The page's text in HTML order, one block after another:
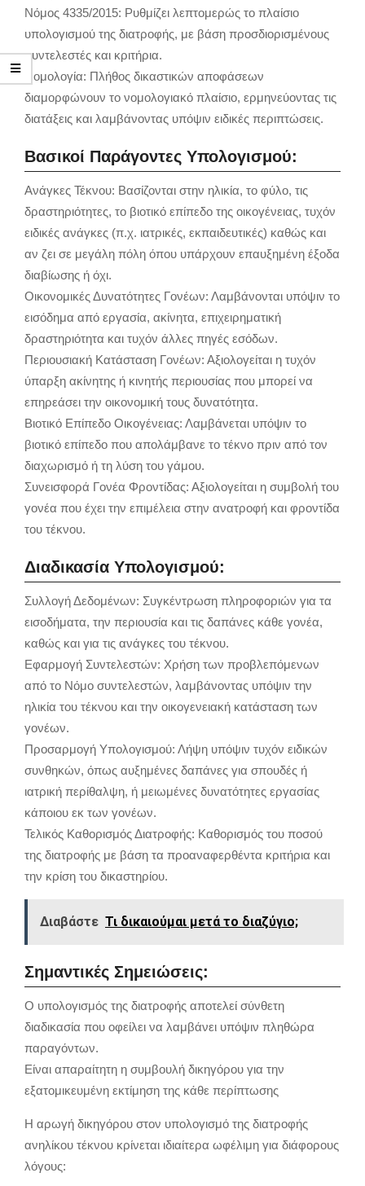
Νόμος 4335/2015: Ρυθμίζει λεπτομερώς το πλαίσιο
υπολογισμού της διατροφής, με βάση προσδιορισμένους
συντελεστές και κριτήρια.
Νομολογία: Πλήθος δικαστικών αποφάσεων
διαμορφώνουν το νομολογιακό πλαίσιο, ερμηνεύοντας τις
διατάξεις και λαμβάνοντας υπόψιν ειδικές περιπτώσεις.
Βασικοί Παράγοντες Υπολογισμού:
Ανάγκες Τέκνου: Βασίζονται στην ηλικία, το φύλο, τις
δραστηριότητες, το βιοτικό επίπεδο της οικογένειας, τυχόν
ειδικές ανάγκες (π.χ. ιατρικές, εκπαιδευτικές) καθώς και
αν ζει σε μεγάλη πόλη όπου υπάρχουν επαυξημένη έξοδα
διαβίωσης ή όχι.
Οικονομικές Δυνατότητες Γονέων: Λαμβάνονται υπόψιν το
εισόδημα από εργασία, ακίνητα, επιχειρηματική
δραστηριότητα και τυχόν άλλες πηγές εσόδων.
Περιουσιακή Κατάσταση Γονέων: Αξιολογείται η τυχόν
ύπαρξη ακίνητης ή κινητής περιουσίας που μπορεί να
επηρεάσει την οικονομική τους δυνατότητα.
Βιοτικό Επίπεδο Οικογένειας: Λαμβάνεται υπόψιν το
βιοτικό επίπεδο που απολάμβανε το τέκνο πριν από τον
διαχωρισμό ή τη λύση του γάμου.
Συνεισφορά Γονέα Φροντίδας: Αξιολογείται η συμβολή του
γονέα που έχει την επιμέλεια στην ανατροφή και φροντίδα
του τέκνου.
Διαδικασία Υπολογισμού:
Συλλογή Δεδομένων: Συγκέντρωση πληροφοριών για τα
εισοδήματα, την περιουσία και τις δαπάνες κάθε γονέα,
καθώς και για τις ανάγκες του τέκνου.
Εφαρμογή Συντελεστών: Χρήση των προβλεπόμενων
από το Νόμο συντελεστών, λαμβάνοντας υπόψιν την
ηλικία του τέκνου και την οικογενειακή κατάσταση των
γονέων.
Προσαρμογή Υπολογισμού: Λήψη υπόψιν τυχόν ειδικών
συνθηκών, όπως αυξημένες δαπάνες για σπουδές ή
ιατρική περίθαλψη, ή μειωμένες δυνατότητες εργασίας
κάποιου εκ των γονέων.
Τελικός Καθορισμός Διατροφής: Καθορισμός του ποσού
της διατροφής με βάση τα προαναφερθέντα κριτήρια και
την κρίση του δικαστηρίου.
Διαβάστε Τι δικαιούμαι μετά το διαζύγιο;
Σημαντικές Σημειώσεις:
Ο υπολογισμός της διατροφής αποτελεί σύνθετη
διαδικασία που οφείλει να λαμβάνει υπόψιν πληθώρα
παραγόντων.
Είναι απαραίτητη η συμβουλή δικηγόρου για την
εξατομικευμένη εκτίμηση της κάθε περίπτωσης
Η αρωγή δικηγόρου στον υπολογισμό της διατροφής
ανηλίκου τέκνου κρίνεται ιδιαίτερα ωφέλιμη για διάφορους
λόγους: